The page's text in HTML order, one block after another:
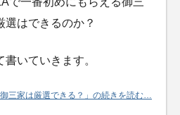
選はできるのか？
いていきます。
御三家は厳選できる？」の続きを読む…